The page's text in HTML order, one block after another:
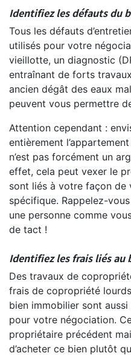
Identifiez les défauts du
Tous les défauts
utilisés pour votre
vieillotte, un diagnostic
entraînant de forts
ancien dégât des eaux
peuvent vous permettre
Attention cependant :
entièrement
n’est pas forcément un
effet, cela peut vexer le
sont liés à votre façon de
spécifique. Rappelez-
une personne comme
de tact !
Identifiez les frais liés au
Des travaux de
frais de copropriété
bien immobilier sont
pour votre négociation.
propriétaire précédent
d’acheter ce bien plutôt